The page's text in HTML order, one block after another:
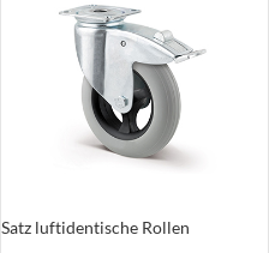
Satz luftidentische Rollen